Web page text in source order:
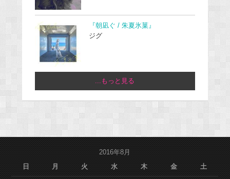
『朝凪ぐ / 朱夏氷菓』
ジグ
...もっと見る
2016年8月
日
月 火 水 木 金 土